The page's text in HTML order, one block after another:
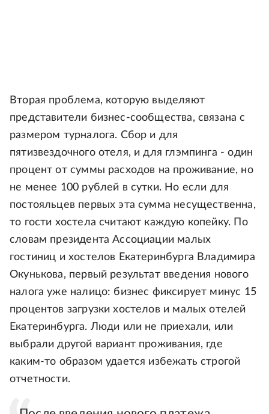
Вторая проблема, которую выделяют
представители бизнес-сообщества, связана с
размером турналога. Сбор и для
пятизвездочного отеля, и для глэмпинга - один
процент от суммы расходов на проживание, но
не менее 100 рублей в сутки. Но если для
постояльцев первых эта сумма несущественна,
то гости хостела считают каждую копейку. По
словам президента Ассоциации малых
гостиниц и хостелов Екатеринбурга Владимира
Окунькова, первый результат введения нового
налога уже налицо: бизнес фиксирует минус 15
процентов загрузки хостелов и малых отелей
Екатеринбурга. Люди или не приехали, или
выбрали другой вариант проживания, где
каким-то образом удается избежать строгой
отчетности.